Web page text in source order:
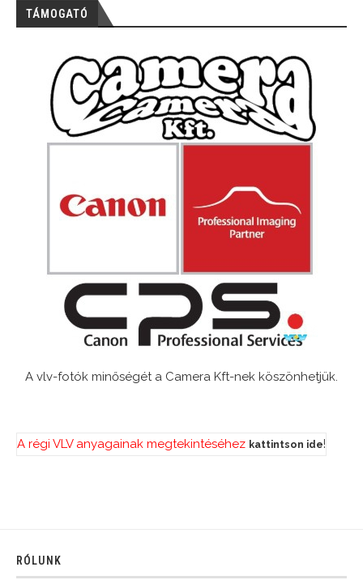
TÁMOGATÓ
A vlv-fotók minőségét a Camera Kft-nek köszönhetjük.
A régi VLV anyagainak megtekintéséhez kattintson ide!
RÓLUNK